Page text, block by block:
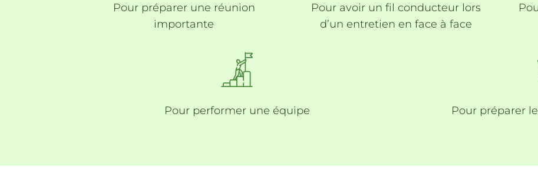
Pour préparer une réunion
importante
Pour avoir un fil conducteur lors
d’un entretien en face à face
Pour performer une équipe Pour préparer